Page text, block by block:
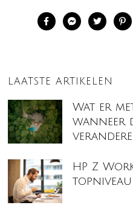
LAATSTE ARTIKELEN
Wat er
wanneer
HP Z
topniveau